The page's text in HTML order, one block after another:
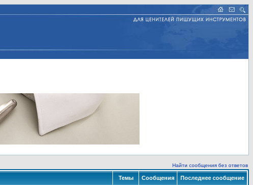
Найти сообщения без ответов
Темы Сообщения Последнее сообщение